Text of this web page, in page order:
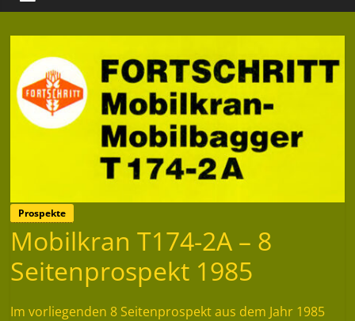
Prospekte
Mobilkran T174-2A – 8
Seitenprospekt 1985
Im vorliegenden 8 Seitenprospekt aus dem Jahr 1985